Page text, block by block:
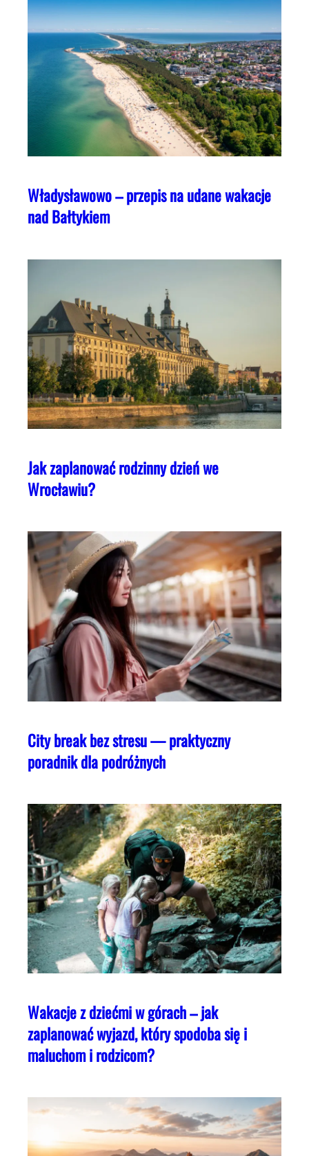
Władysławowo – przepis na udane wakacje
nad Bałtykiem
Jak zaplanować rodzinny dzień we
Wrocławiu?
City break bez stresu — praktyczny
poradnik dla podróżnych
Wakacje z dziećmi w górach – jak
zaplanować wyjazd, który spodoba się i
maluchom i rodzicom?